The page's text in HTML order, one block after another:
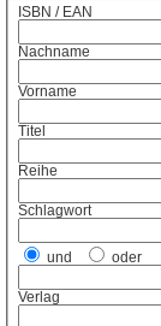
ISBN / EAN
Nachname
Vorname
Titel
Reihe
Schlagwort
und oder
Verlag